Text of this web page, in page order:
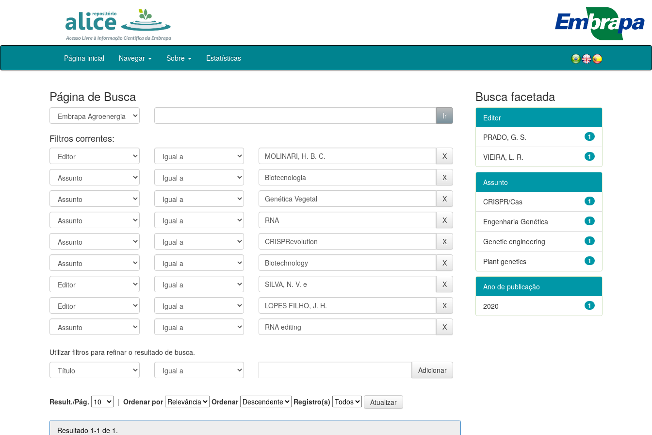
Skip
Página inicial Navegar Sobre Estatísticas
Página de Busca
Filtros correntes:
Utilizar filtros para refinar o resultado de busca.
Result./Pág. | Ordenar por Ordenar Registro(s)
Resultado 1-1 de 1.
Busca facetada
Editor
1
PRADO, G. S.
1
VIEIRA, L. R.
Assunto
1
CRISPR/Cas
1
Engenharia Genética
1
Genetic engineering
1
Plant genetics
Ano de publicação
1
2020